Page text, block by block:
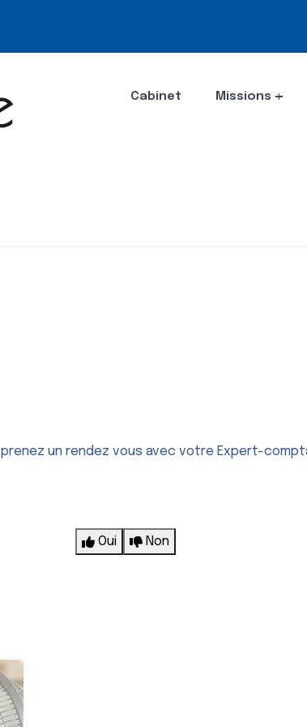
Cabinet Missions
prenez un rendez vous avec votre Expert-
Oui Non